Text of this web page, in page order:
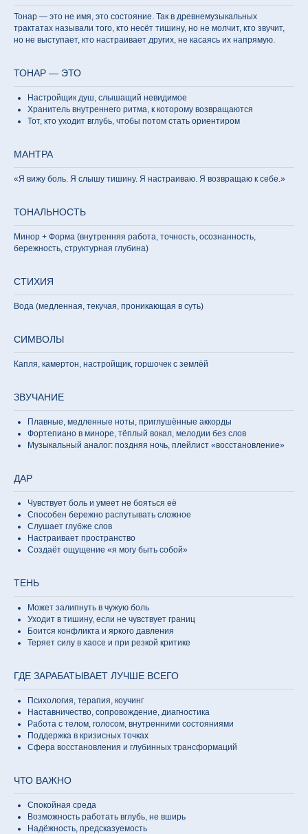
Тонар — это не имя, это состояние. Так в древнемузыкальных
трактатах называли того, кто несёт тишину, но не молчит, кто звучит,
но не выступает, кто настраивает других, не касаясь их напрямую.
ТОНАР — ЭТО
Настройщик душ, слышащий невидимое
Хранитель внутреннего ритма, к которому возвращаются
Тот, кто уходит вглубь, чтобы потом стать ориентиром
МАНТРА
«Я вижу боль. Я слышу тишину. Я настраиваю. Я возвращаю к себе.»
ТОНАЛЬНОСТЬ
Минор + Форма (внутренняя работа, точность, осознанность,
бережность, структурная глубина)
СТИХИЯ
Вода (медленная, текучая, проникающая в суть)
СИМВОЛЫ
Капля, камертон, настройщик, горшочек с землёй
ЗВУЧАНИЕ
Плавные, медленные ноты, приглушённые аккорды
Фортепиано в миноре, тёплый вокал, мелодии без слов
Музыкальный аналог: поздняя ночь, плейлист «восстановление»
ДАР
Чувствует боль и умеет не бояться её
Способен бережно распутывать сложное
Слушает глубже слов
Настраивает пространство
Создаёт ощущение «я могу быть собой»
ТЕНЬ
Может залипнуть в чужую боль
Уходит в тишину, если не чувствует границ
Боится конфликта и яркого давления
Теряет силу в хаосе и при резкой критике
ГДЕ ЗАРАБАТЫВАЕТ ЛУЧШЕ ВСЕГО
Психология, терапия, коучинг
Наставничество, сопровождение, диагностика
Работа с телом, голосом, внутренними состояниями
Поддержка в кризисных точках
Сфера восстановления и глубинных трансформаций
ЧТО ВАЖНО
Спокойная среда
Возможность работать вглубь, не вширь
Надёжность, предсказуемость